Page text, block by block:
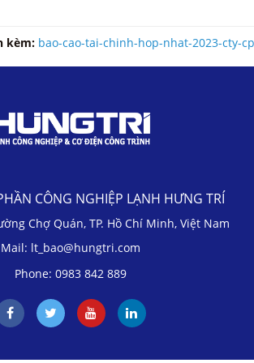
kèm: bao-cao-tai-chinh-hop-nhat-2023-cty-
CÔNG NGHIỆP LẠNH HƯNG TRÍ
Chợ Quán, TP. Hồ Chí Minh, Việt Nam
Mail: lt_bao@hungtri.com
Phone: 0983 842 889